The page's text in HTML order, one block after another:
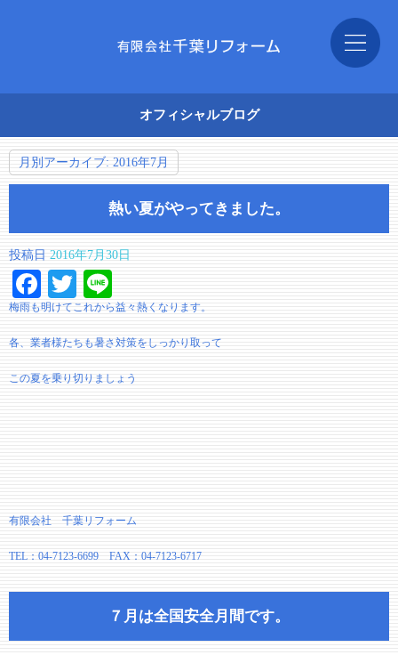
オフィシャルブログ
月別アーカイブ: 2016年7月
熱い夏がやってきました。
投稿日 2016年7月30日
Facebook
Twitter
梅雨も明けてこれから益々熱くなります。
各、業者様たちも暑さ対策をしっかり取って
この夏を乗り切りましょう
有限会社 千葉リフォーム
TEL：04-7123-6699 FAX：04-7123-6717
７月は全国安全月間です。